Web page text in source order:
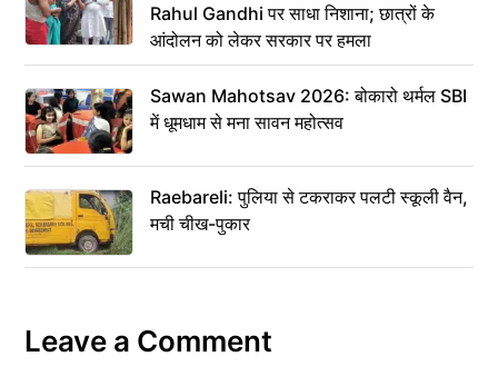
Rahul Gandhi पर साधा निशाना; छात्रों के
आंदोलन को लेकर सरकार पर हमला
Sawan Mahotsav 2026: बोकारो थर्मल SBI
में धूमधाम से मना सावन महोत्सव
Raebareli: पुलिया से टकराकर पलटी स्कूली वैन,
मची चीख-पुकार
Leave a Comment